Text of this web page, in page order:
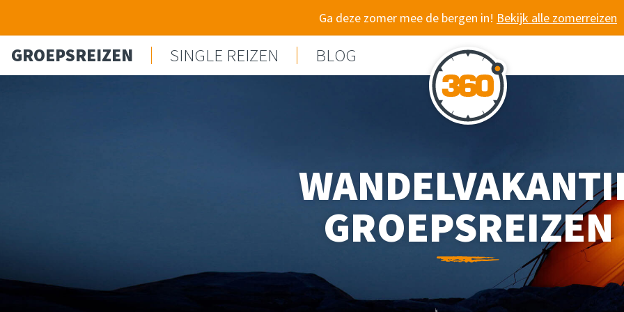
Ga deze zomer mee de bergen in! Bekijk alle zomerreizen
GROEPSREIZEN SINGLE REIZEN BLOG
GROEPSREIZEN